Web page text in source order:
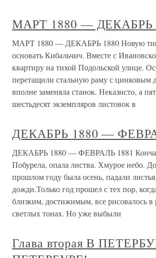
МАРТ 1880 — ДЕКАБРЬ
МАРТ 1880 — ДЕКАБРЬ 1880 Новую
основать Кибальчич. Вместе с
квартиру на тихой Подольской улице.
перетащили стальную раму с
вполне заменяла станок. Неказисто, а
шестьдесят экземпляров листовок в
ДЕКАБРЬ 1880 —
ДЕКАБРЬ 1880 — ФЕВРАЛЬ 1881
Побурела, опала листва. Хмурое небо.
прошлом году была осень, падали
дожди.Только год прошел с тех пор,
близким, достижимым, все рисовалось
светлых тонах. Но уже выбыли
Глава вторая В